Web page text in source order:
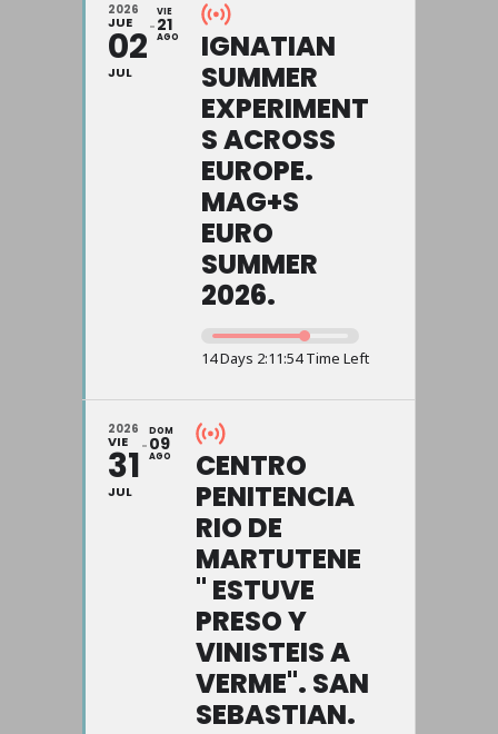
2026
JUE
02
JUL
VIE
21
AGO
IGNATIAN
SUMMER
EXPERIMENT
S ACROSS
EUROPE.
MAG+S
EURO
SUMMER
2026.
14 Days 2:11:54 Time Left
2026
VIE
31
JUL
DOM
09
AGO
CENTRO
PENITENCIA
RIO DE
MARTUTENE
" ESTUVE
PRESO Y
VINISTEIS A
VERME". SAN
SEBASTIAN.